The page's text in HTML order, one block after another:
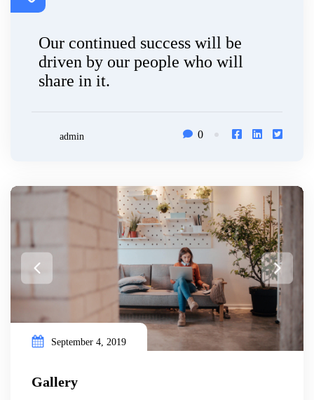
Our continued success will be
driven by our people who will
share in it.
admin 0
September 4, 2019
Gallery